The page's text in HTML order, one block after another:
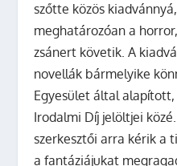
szőtte közös
meghatározóan a
zsánert követik. A
novellák bármelyike
Egyesület által alapított,
Irodalmi Díj jelöltjei
szerkesztői arra kérik a
a fantáziájukat